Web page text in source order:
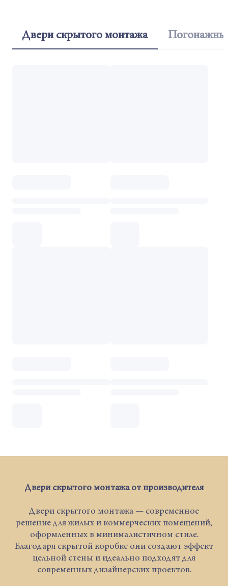
Двери скрытого монтажа
Двери скрытого монтажа от производителя
Двери скрытого монтажа — современное
решение для жилых и коммерческих помещений,
оформленных в минималистичном стиле.
Благодаря скрытой коробке они создают эффект
цельной стены и идеально подходят для
современных дизайнерских проектов.